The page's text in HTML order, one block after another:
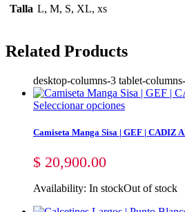
Talla L, M, S, XL, xs
Related Products
desktop-columns-3 tablet-
Seleccionar opciones
Camiseta Manga Sisa | GEF | CADIZ
$ 20,900.00
Availability: In stockOut of stock